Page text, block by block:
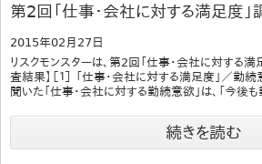
第2回「仕事・会社に対する満足度」
2015年02月27日
リスクモンスターは、第2回「仕事・会社に対する満
査結果】［１］ 「仕事・会社に対する満足度」／
聞いた「仕事・会社に対する勤続意欲」は、「今後
続きを読む